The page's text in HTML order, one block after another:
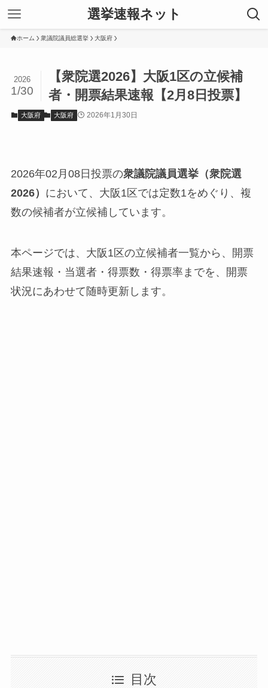
選挙速報ネット
ホーム 衆議院議員総選挙 大阪府
【衆院選2026】大阪1区の立候補
者・開票結果速報【2月8日投票】
2026
1/30
大阪府 大阪府 2026年1月30日
2026年02月08日投票の衆議院議員選挙（衆院選
2026） において、大阪1区では定数1をめぐり、複
数の候補者が立候補しています。
本ページでは、大阪1区の立候補者一覧から、開票
結果速報・当選者・得票数・得票率までを、開票
状況にあわせて随時更新します。
目次